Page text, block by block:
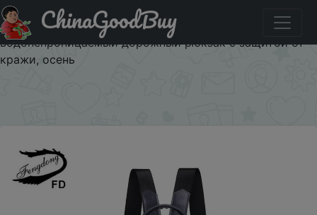
Купити по знижці 1832NEW5 Женский рюкзак с
защитой от кражи Fengdong, черный
водонепроницаемый дорожный рюкзак с защитой от
кражи, осень
ChinaGoodBuy